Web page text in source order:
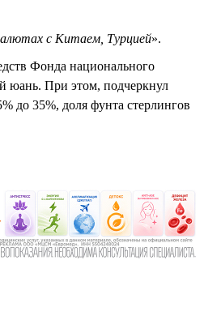
с Китаем, Турцией».
Фонда национального
юань. При этом, подчеркнул
35%, доля фунта стерлингов